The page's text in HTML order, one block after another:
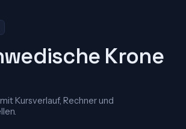
Krone
Kursverlauf, Rechner und